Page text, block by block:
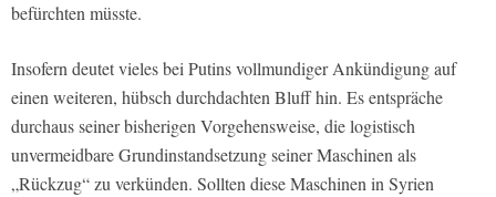
befürchten müsste.
Insofern deutet vieles bei Putins vollmundiger Ankündigung auf
einen weiteren, hübsch durchdachten Bluff hin. Es entspräche
durchaus seiner bisherigen Vorgehensweise, die logistisch
unvermeidbare Grundinstandsetzung seiner Maschinen als
„Rückzug“ zu verkünden. Sollten diese Maschinen in Syrien